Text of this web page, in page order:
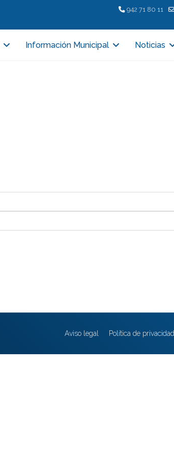
942 71 80 11
Información Municipal Noticias
Aviso legal Política de privacidad